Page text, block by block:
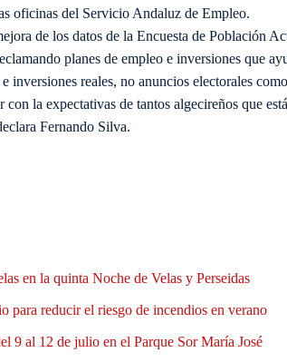
oficinas del Servicio Andaluz de Empleo.
de los datos de la Encuesta de Población
planes de empleo e inversiones que
inversiones reales, no anuncios electorales
la expectativas de tantos algecireños que
Fernando Silva.
en la quinta Noche de Velas y Perseidas
para reducir el riesgo de incendios en verano
9 al 12 de julio en el Parque Sor María José